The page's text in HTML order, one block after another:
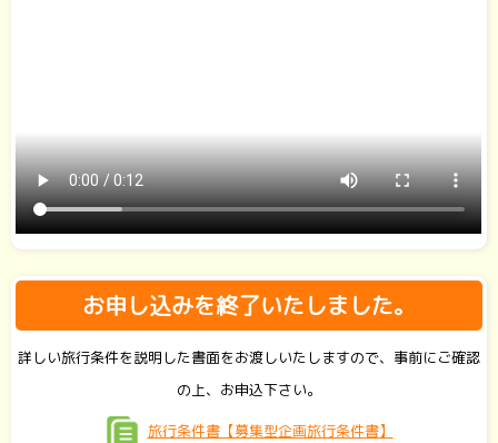
お申し込みを終了いたしました。
詳しい旅行条件を説明した書面をお渡しいたしますので、事前にご確認
の上、お申込下さい。
旅行条件書【募集型企画旅行条件書】